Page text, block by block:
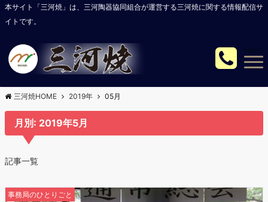
本サイト「三河焼」は、三河陶器協同組合が運営する三河焼に関する情報配信サ
イトです。
Menu
三河焼HOME 2019年 05月
月別: 2019年5月
記事一覧
事務局のひとりごと